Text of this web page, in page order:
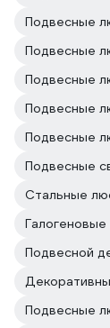
Подвесные
Подвесные
Подвесные
Подвесные
Подвесные
Подвесные
Стальные
Подвесной
Подвесные